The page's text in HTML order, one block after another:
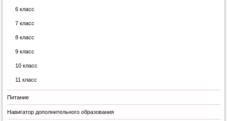
6 класс
7 класс
8 класс
9 класс
10 класс
11 класс
Питание
Навигатор дополнительного образования